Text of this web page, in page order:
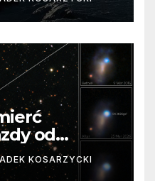
od
Niezwykle
KOSARZYCKI